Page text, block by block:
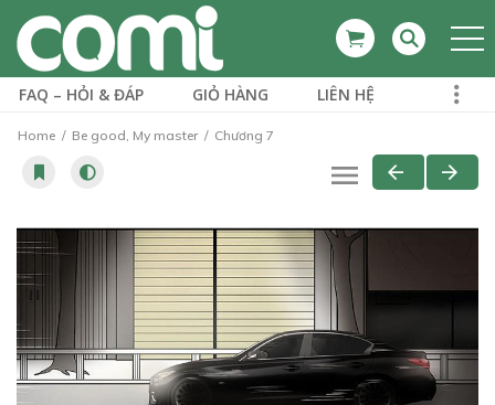
FAQ – HỎI & ĐÁP GIỎ HÀNG LIÊN HỆ
Home Be good, My master Chương 7